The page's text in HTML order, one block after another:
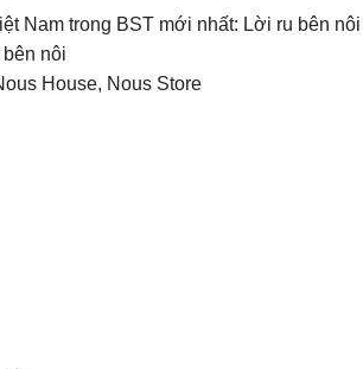
Nam trong BST mới nhất: Lời ru bên nôi
nôi
House, Nous Store